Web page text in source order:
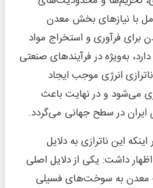
با نیازهای بخش معدن
فرآوری و استخراج مواد
به‌ویژه در فرآیندهای صنعتی
انرژی موجب ایجاد
می‌شود و در نهایت باعث
در سطح جهانی می‌گردد.
این ناترازی به دلایل
داشت: یکی از دلایل اصلی
معدن به سوخت‌های فسیلی